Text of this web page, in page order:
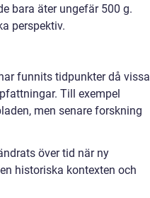
bara äter ungefär 500 g.
perspektiv.
funnits tidpunkter då vissa
Till exempel
men senare forskning
över tid när ny
historiska kontexten och